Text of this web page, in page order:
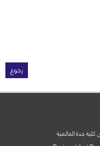
رجوع
جدة العالمية